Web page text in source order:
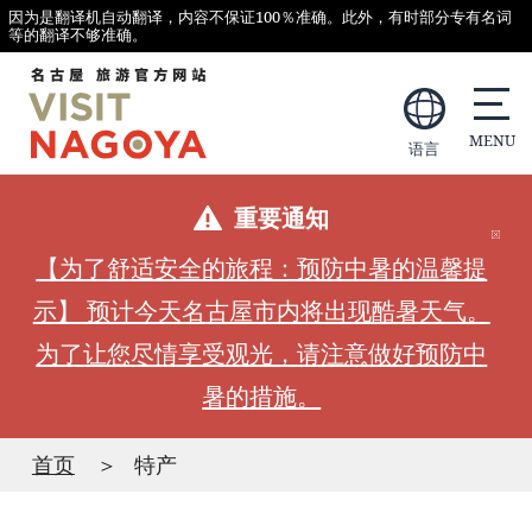
因为是翻译机自动翻译，内容不保证100％准确。此外，有时部分专有名词
等的翻译不够准确。
语言
重要通知
【为了舒适安全的旅程：预防中暑的温馨提
示】 预计今天名古屋市内将出现酷暑天气。
为了让您尽情享受观光，请注意做好预防中
暑的措施。
首页 特产